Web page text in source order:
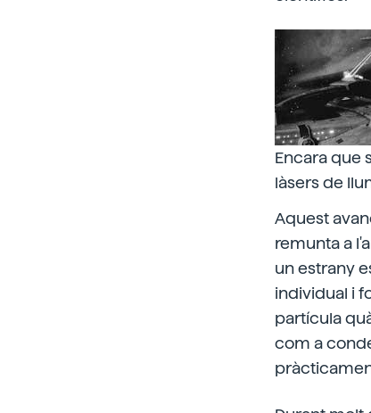
Encara que
làsers de
Aquest
remunta a
un estrany
individual i
partícula
com a